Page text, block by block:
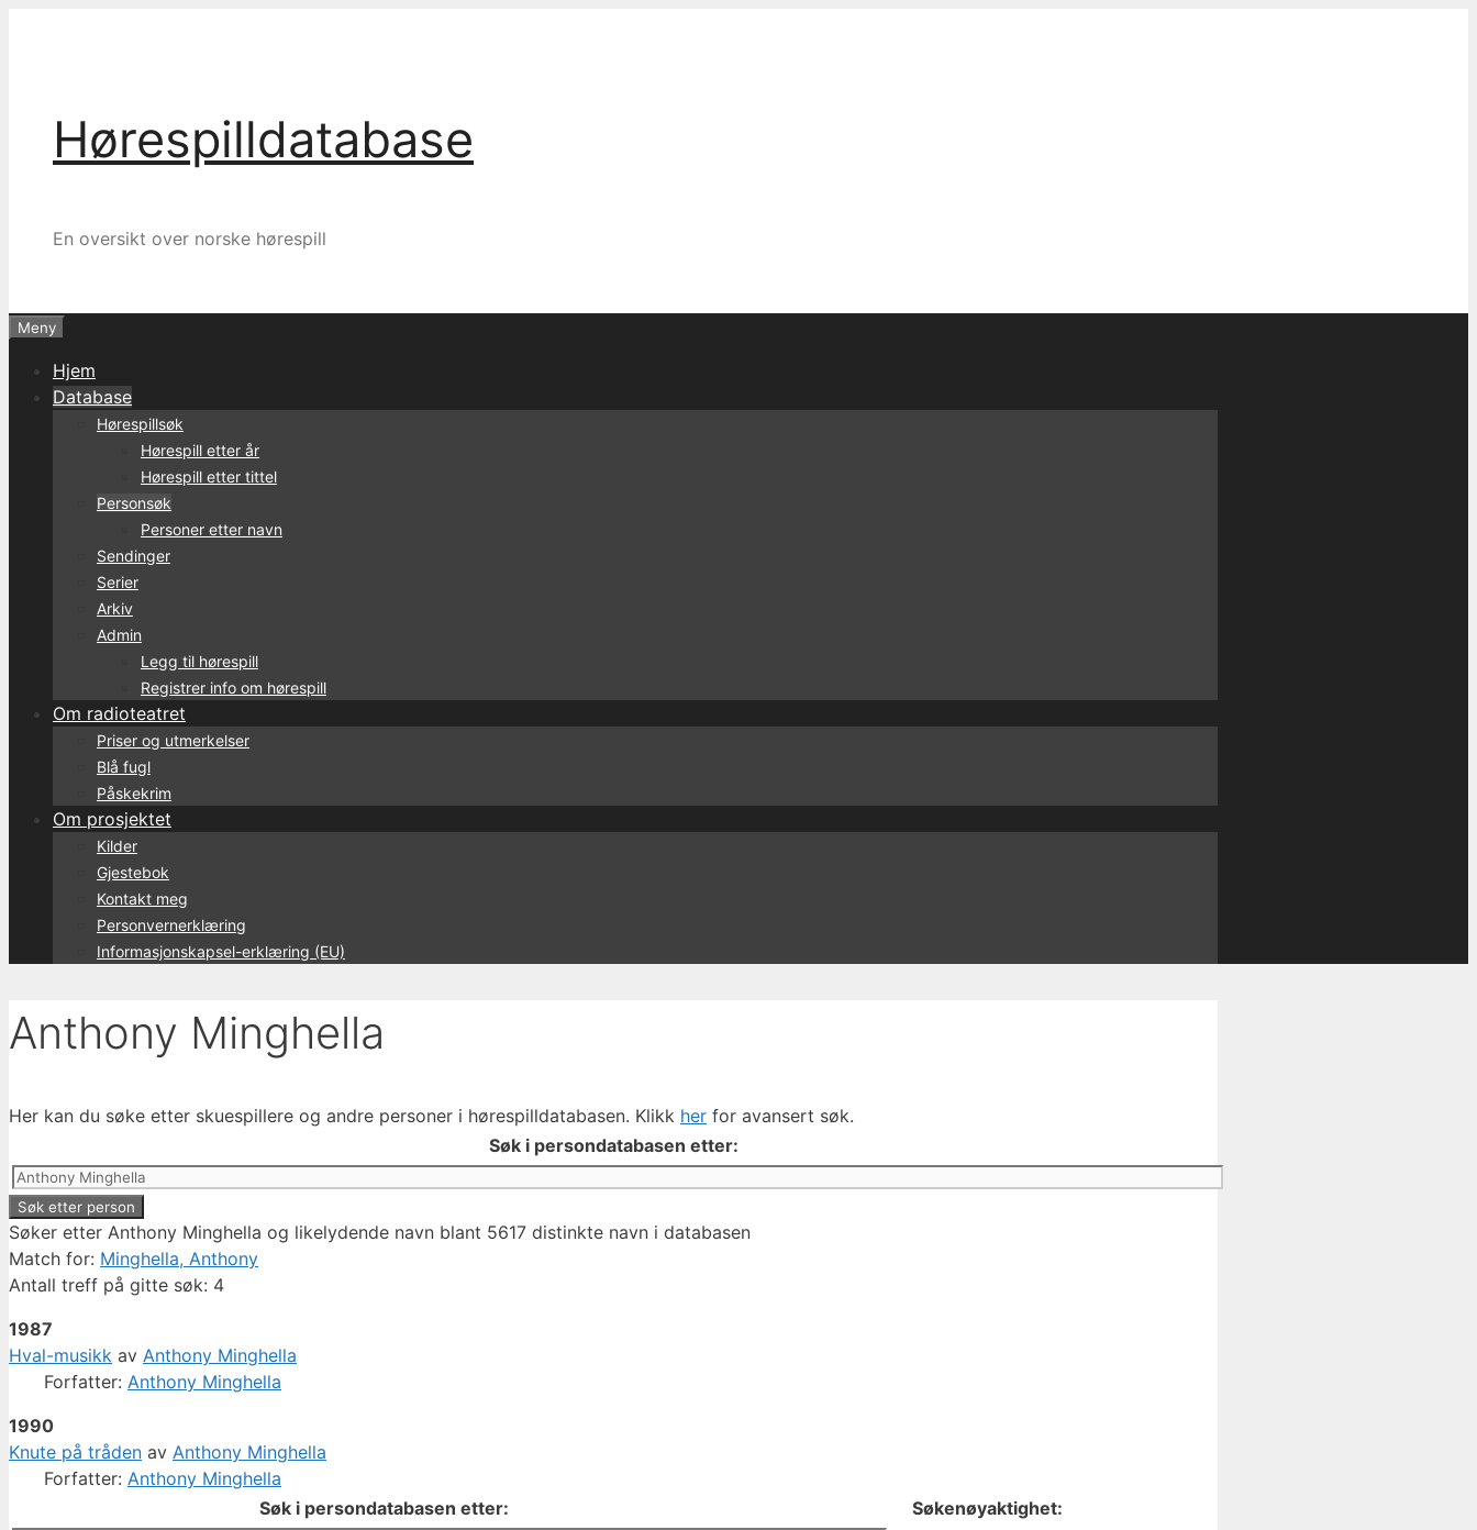
Hørespilldatabase
En oversikt over norske hørespill
Meny
Hjem
Database
Hørespillsøk
Hørespill etter år
Hørespill etter tittel
Personsøk
Personer etter navn
Sendinger
Serier
Arkiv
Admin
Legg til hørespill
Registrer info om hørespill
Om radioteatret
Priser og utmerkelser
Blå fugl
Påskekrim
Om prosjektet
Kilder
Gjestebok
Kontakt meg
Personvernerklæring
Informasjonskapsel-erklæring (EU)
Anthony Minghella
Her kan du søke etter skuespillere og andre personer i hørespilldatabasen. Klikk her for avansert søk.
Søk i persondatabasen etter:
Søker etter Anthony Minghella og likelydende navn blant 5617 distinkte navn i databasen
Match for: Minghella, Anthony
Antall treff på gitte søk: 4
1987
Hval-musikk av Anthony Minghella
Forfatter: Anthony Minghella
1990
Knute på tråden av Anthony Minghella
Forfatter: Anthony Minghella
Søk i persondatabasen etter:
Søkenøyaktighet: